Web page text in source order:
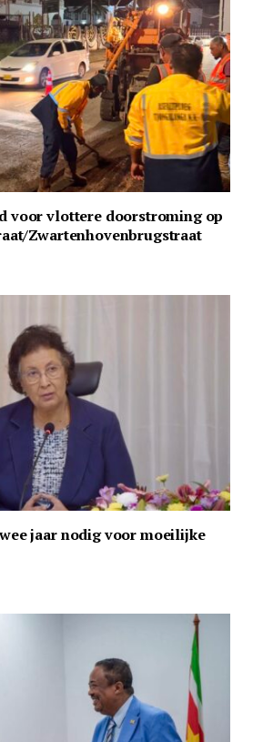
voor vlottere doorstroming op
Zwartenhovenbrugstraat
jaar nodig voor moeilijke